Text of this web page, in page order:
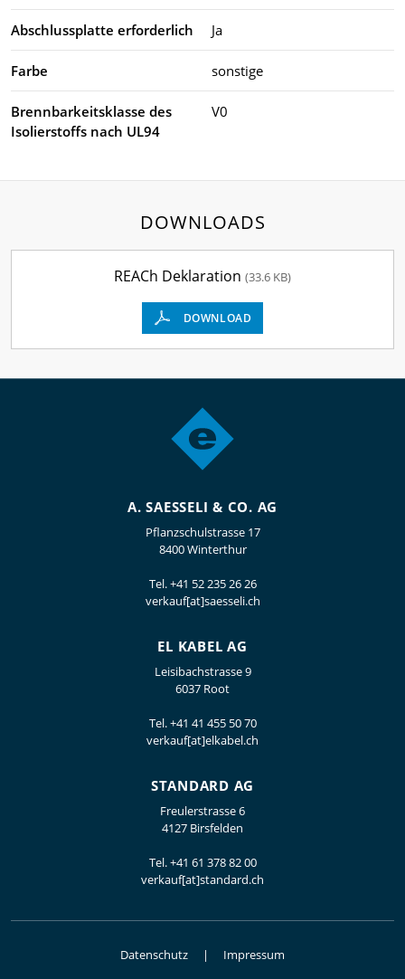
Abschlussplatte erforderlich Ja
Farbe sonstige
Brennbarkeitsklasse des
Isolierstoffs nach UL94
V0
DOWNLOADS
REACh Deklaration (33.6 KB)
DOWNLOAD
A. SAESSELI & CO. AG
Pflanzschulstrasse 17
8400 Winterthur
Tel.+41 52 235 26 26
verkauf[at]saesseli.ch
EL KABEL AG
Leisibachstrasse 9
6037 Root
Tel.+41 41 455 50 70
verkauf[at]elkabel.ch
STANDARD AG
Freulerstrasse 6
4127 Birsfelden
Tel.+41 61 378 82 00
verkauf[at]standard.ch
Datenschutz Impressum